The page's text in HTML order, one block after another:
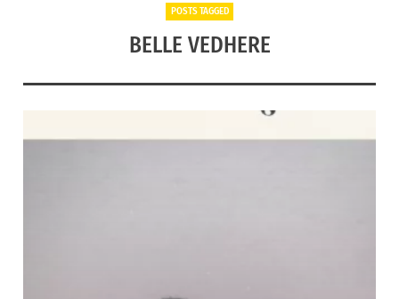
POSTS TAGGED
BELLE VEDHERE